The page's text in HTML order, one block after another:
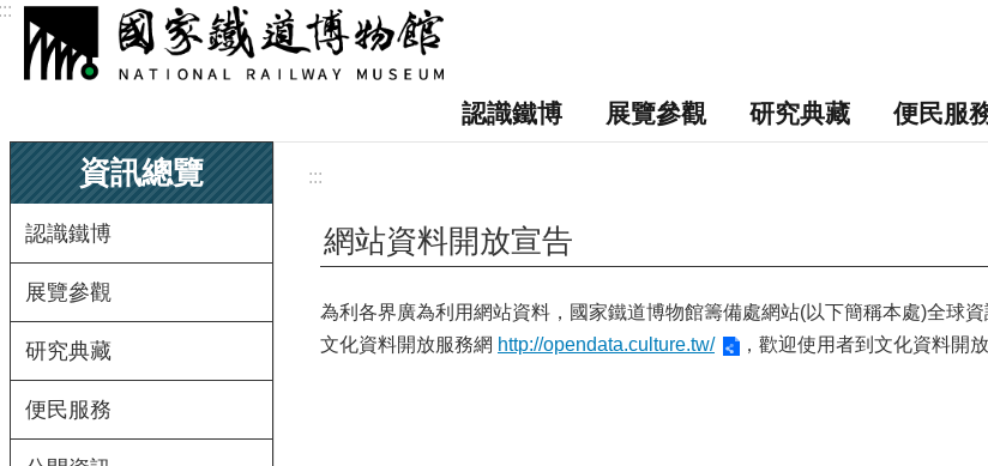
跳到主要內容區塊
認識鐵博 展覽參觀 研究典藏 便民服
資訊總覽
認識鐵博
展覽參觀
研究典藏
便民服務
:::
網站資料開放宣告
為利各界廣為利用網站資料，國家鐵道博物館籌備處網站(以下簡稱本處)全球
文化資料開放服務網 http://opendata.culture.tw/ ，歡迎使用者到文化資料開